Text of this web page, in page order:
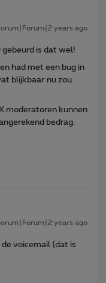
years ago
is dat wel!
had met een bug in
blijkbaar nu zou
moderatoren kunnen
bedrag.
years ago
voicemail (dat is